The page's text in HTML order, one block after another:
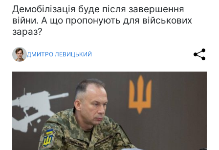
Демобілізація буде після завершення
війни. А що пропонують для військових
зараз?
ДМИТРО ЛЕВИЦЬКИЙ